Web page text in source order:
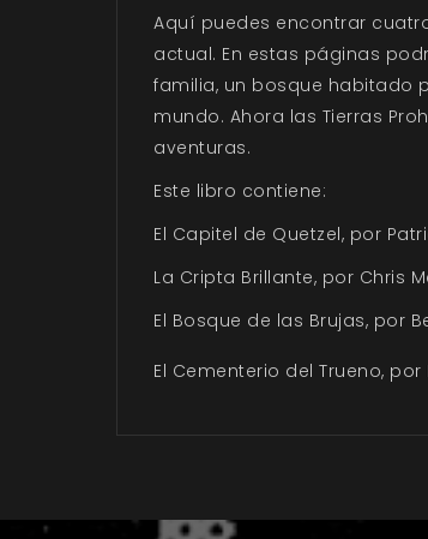
Aquí puedes encontrar
actual. En estas páginas
familia, un bosque habitado
mundo. Ahora las Tierras
aventuras.
Este libro contiene:
El Capitel de Quetzel, por
La Cripta Brillante, por Chris
El Bosque de las Brujas, por
El Cementerio del Trueno,